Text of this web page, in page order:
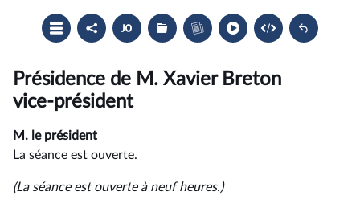
Ouvrir
le
sommaire
Partager
le
compte
Accéder
au
document
du
compte
rendu
Les
dossiers
législatifs
Accéder
au
cahier
Présidence de M. Xavier Breton
vice-président
M. le président
La séance est ouverte.
(La séance est ouverte à neuf heures.)